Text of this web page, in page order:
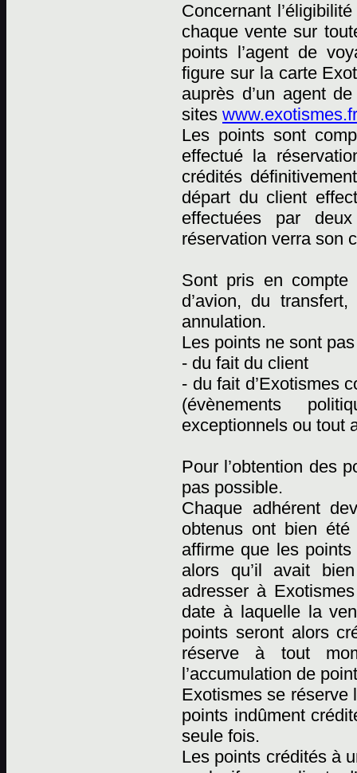
Concernant
chaque vente sur
points l’agent de
figure sur la carte
auprès d’un agent
sites
Les points sont
effectué la
crédités
départ du client
effectuées par
réservation verra son
Sont pris en compte
d’avion, du
annulation.
Les points ne sont
- du fait du client
- du fait d’Exotismes
(évènements
exceptionnels ou tout
Pour l’obtention des
pas possible.
Chaque adhérent
obtenus ont bien
affirme que les
alors qu’il avait
adresser à
date à laquelle la
points seront alors
réserve à tout
l’accumulation de
Exotismes se réserve
points indûment
seule fois.
Les points crédités à